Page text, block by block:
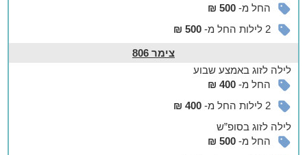
החל מ-500 ₪
2 לילות החל מ-
500 ₪
צימר 806
לילהלזוג באמצע שבוע
החל מ-400 ₪
2 לילות החל מ-
400 ₪
לילהלזוג בסופ”ש
החל מ-500 ₪